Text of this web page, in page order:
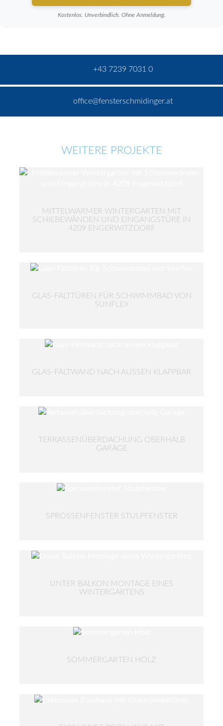
Kostenlos. Unverbindlich. Ohne Anmeldung.
+43 7239 7031 0
office@fensterschmidinger.at
WEITERE PROJEKTE
MITTELWARMER WINTERGARTEN MIT
SCHIEBEWÄNDEN UND EINGANGSTÜRE IN
4209 ENGERWITZDORF
GLAS-FALTTÜREN FÜR SCHWIMMBAD VON
SUNFLEX
GLAS-FALTWAND NACH AUSSEN KLAPPBAR
TERRASSENÜBERDACHUNG OBERHALB
GARAGE
SPROSSENFENSTER STULPFENSTER
UNTER BALKON MONTAGE EINES
WINTERGARTENS
SOMMERGARTEN HOLZ